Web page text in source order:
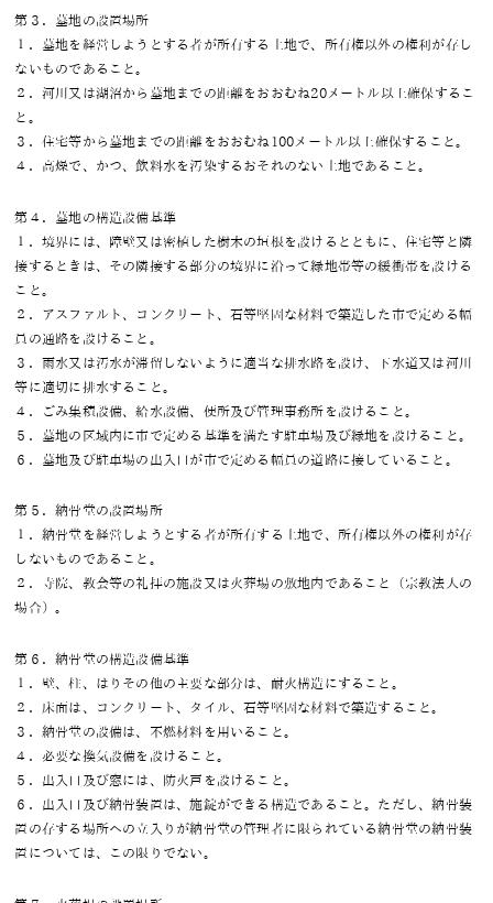
第３．墓地の設置場所
１．墓地を経営しようとする者が所有する土地で、所有権以外の権利が存し
ないものであること。
２．河川又は湖沼から墓地までの距離をおおむね20メートル以上確保するこ
と。
３．住宅等から墓地までの距離をおおむね100メートル以上確保すること。
４．高燥で、かつ、飲料水を汚染するおそれのない土地であること。
第４．墓地の構造設備基準
１．境界には、障壁又は密植した樹木の垣根を設けるとともに、住宅等と隣
接するときは、その隣接する部分の境界に沿って緑地帯等の緩衝帯を設ける
こと。
２．アスファルト、コンクリート、石等堅固な材料で築造した市で定める幅
員の通路を設けること。
３．雨水又は汚水が滞留しないように適当な排水路を設け、下水道又は河川
等に適切に排水すること。
４．ごみ集積設備、給水設備、便所及び管理事務所を設けること。
５．墓地の区域内に市で定める基準を満たす駐車場及び緑地を設けること。
６．墓地及び駐車場の出入口が市で定める幅員の道路に接していること。
第５．納骨堂の設置場所
１．納骨堂を経営しようとする者が所有する土地で、所有権以外の権利が存
しないものであること。
２．寺院、教会等の礼拝の施設又は火葬場の敷地内であること（宗教法人の
場合）。
第６．納骨堂の構造設備基準
１．壁、柱、はりその他の主要な部分は、耐火構造にすること。
２．床面は、コンクリート、タイル、石等堅固な材料で築造すること。
３．納骨堂の設備は、不燃材料を用いること。
４．必要な換気設備を設けること。
５．出入口及び窓には、防火戸を設けること。
６．出入口及び納骨装置は、施錠ができる構造であること。ただし、納骨装
置の存する場所への立入りが納骨堂の管理者に限られている納骨堂の納骨装
置については、この限りでない。